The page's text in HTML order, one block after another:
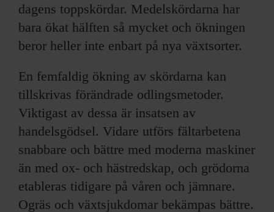
dagens toppskördar. Medelskördarna har
bara ökat hälften så mycket och ökningen
beror heller inte enbart på nya växtsorter.
En femfaldig ökning av skördarna kan
tillskrivas förändrade odlingsmetoder.
Viktigast av dessa är insatsen av
handelsgödsel. Vidare utförs fältarbetena
snabbare och bättre med moderna maskiner
än med ox- och hästredskap, och grödorna
etableras tidigare på våren och jämnare.
Ogräs och växtsjukdomar bekämpas bättre.